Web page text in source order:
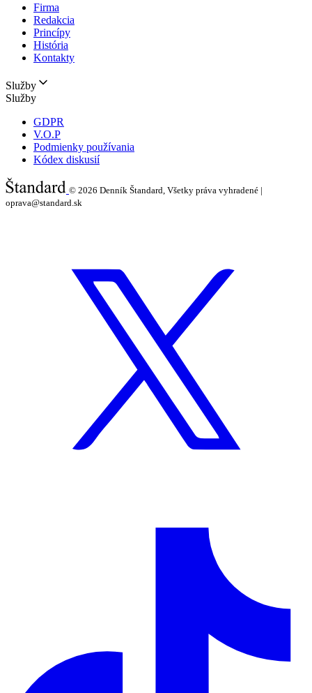
Firma
Redakcia
Princípy
História
Kontakty
Služby
Služby
GDPR
V.O.P
Podmienky používania
Kódex diskusií
© 2026 Denník Štandard, Všetky práva vyhradené |
oprava@standard.sk